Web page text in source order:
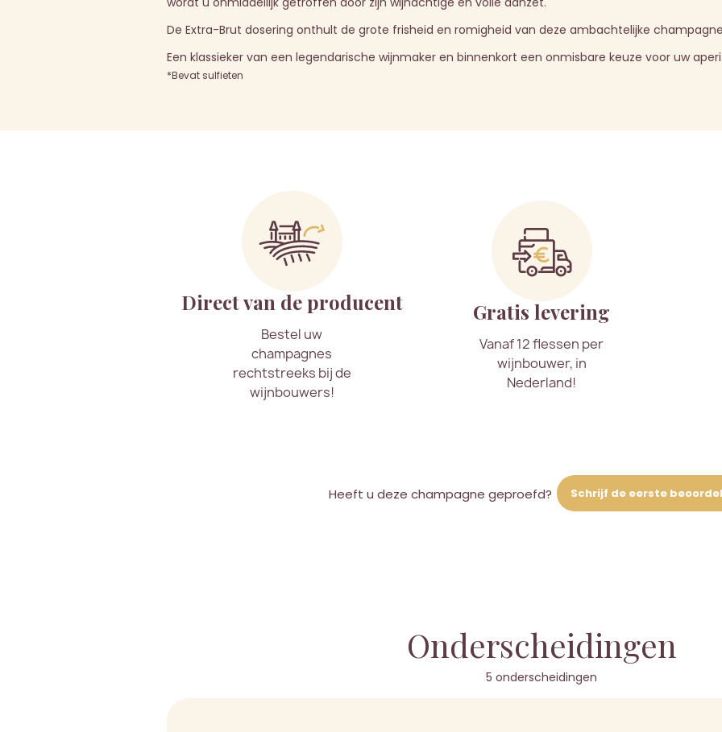
De Extra-Brut dosering onthult de grote frisheid en romigheid van deze ambachtelijke
Een klassieker van een legendarische wijnmaker en binnenkort een onmisbare keuze voor uw
*Bevat sulfieten
Direct van de producent
Bestel uw
champagnes
rechtstreeks bij de
wijnbouwers!
Gratis levering
Vanaf 12 flessen per
wijnbouwer, in
Nederland!
Heeft u deze champagne geproefd? Schrijf de eerste
Onderscheidingen
5 onderscheidingen